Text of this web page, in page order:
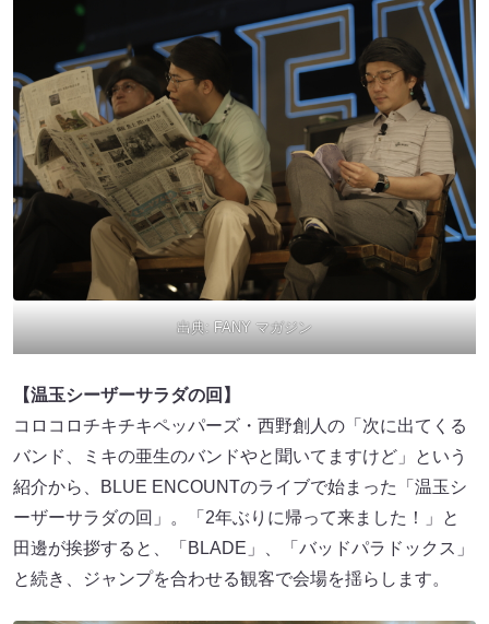
出典: FANY マガジン
【温玉シーザーサラダの回】
コロコロチキチキペッパーズ・西野創人の「次に出てくる
バンド、ミキの亜生のバンドやと聞いてますけど」という
紹介から、BLUE ENCOUNTのライブで始まった「温玉シ
ーザーサラダの回」。「2年ぶりに帰って来ました！」と
田邊が挨拶すると、「BLADE」、「バッドパラドックス」
と続き、ジャンプを合わせる観客で会場を揺らします。